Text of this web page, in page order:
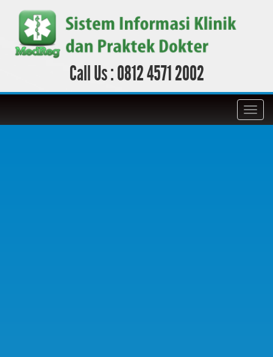
Call Us :0812 4571 2002